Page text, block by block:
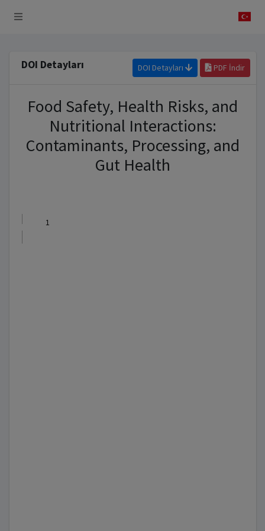
DOI Detayları DOI Detayları PDF İndir
Food Safety, Health Risks, and
Nutritional Interactions:
Contaminants, Processing, and
Gut Health